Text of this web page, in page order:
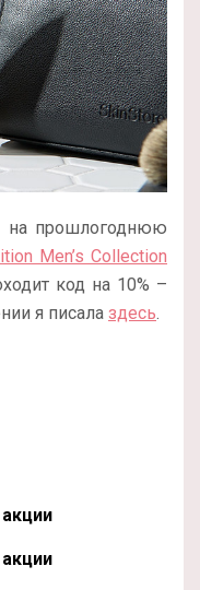
на прошлогоднюю
Men’s Collection
код на 10% –
я писала здесь.